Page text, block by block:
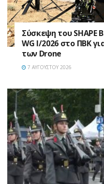
Σύσκεψη του SHAPE
WG I/2026 στο ΠΒΚ
των Drone
7 ΑΥΓΟΎΣΤΟΥ 2026